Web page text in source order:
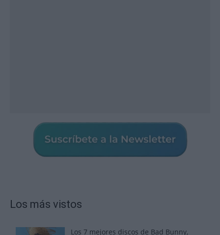
Los más vistos
Los 7 mejores discos de Bad Bunny,